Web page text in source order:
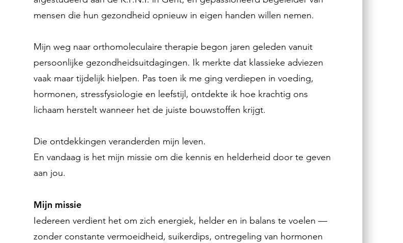
mensen die hun gezondheid opnieuw in eigen handen willen nemen.
Mijn weg naar orthomoleculaire therapie begon jaren geleden vanuit
persoonlijke gezondheidsuitdagingen. Ik merkte dat klassieke adviezen
vaak maar tijdelijk hielpen. Pas toen ik me ging verdiepen in voeding,
hormonen, stressfysiologie en leefstijl, ontdekte ik hoe krachtig ons
lichaam herstelt wanneer het de juiste bouwstoffen krijgt.
Die ontdekkingen veranderden mijn leven.
En vandaag is het mijn missie om die kennis en helderheid door te geven
aan jou.
Mijn missie
Iedereen verdient het om zich energiek, helder en in balans te voelen —
zonder constante vermoeidheid, suikerdips, ontregeling van hormonen